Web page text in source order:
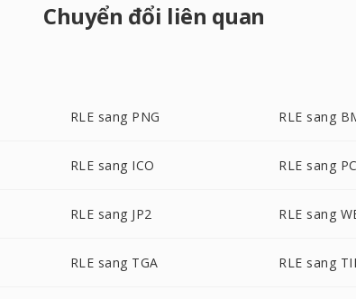
Chuyển đổi liên quan
RLE sang PNG RLE sang
RLE sang ICO RLE sang
RLE sang JP2 RLE sang
RLE sang TGA RLE sang